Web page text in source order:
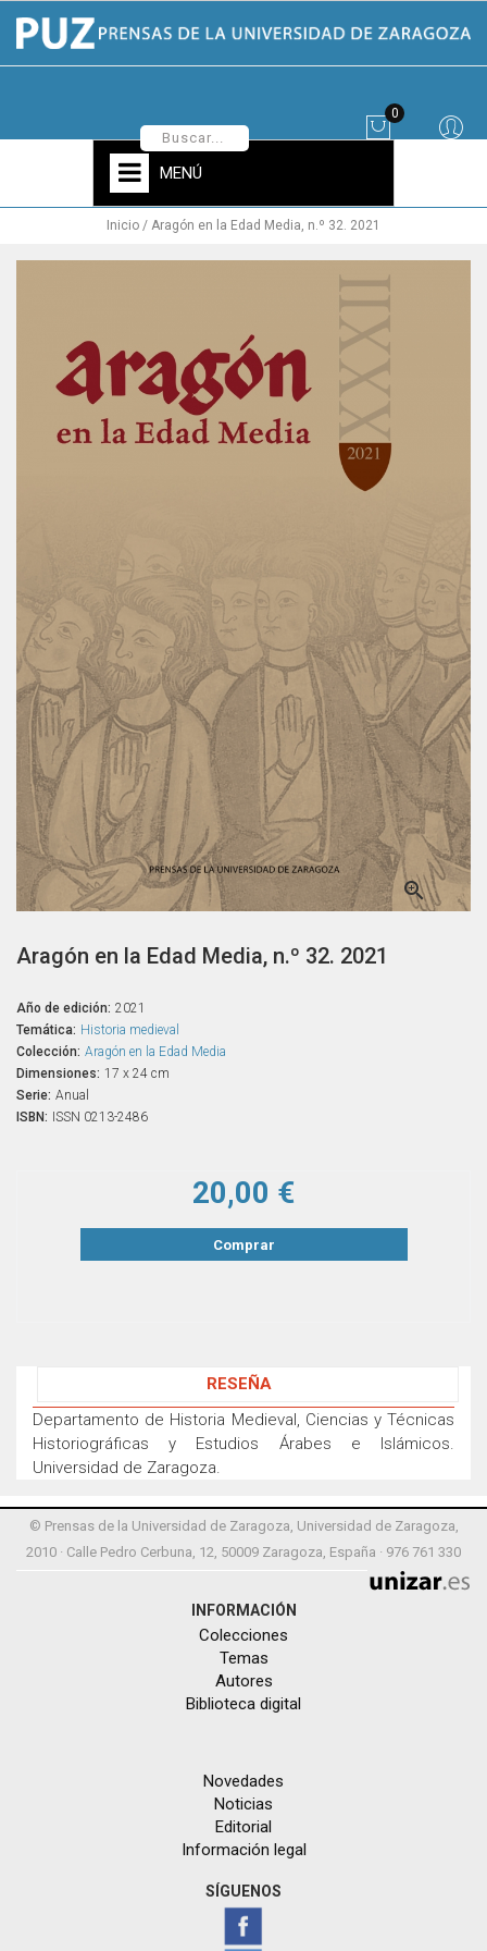
0
MENÚ
Inicio Aragón en la Edad Media, n.º 32. 2021

Aragón en la Edad Media, n.º 32. 2021
Año de edición: 2021
Temática: Historia medieval
Colección: Aragón en la Edad Media
Dimensiones: 17 x 24 cm
Serie: Anual
ISBN: ISSN 0213-2486
20,00 €
Comprar
RESEÑA
Departamento de Historia Medieval, Ciencias y Técnicas
Historiográficas y Estudios Árabes e Islámicos.
Universidad de Zaragoza.
© Prensas de la Universidad de Zaragoza, Universidad de Zaragoza,
2010 · Calle Pedro Cerbuna, 12, 50009 Zaragoza, España · 976 761 330
INFORMACIÓN
Colecciones
Temas
Autores
Biblioteca digital
Novedades
Noticias
Editorial
Información legal
SÍGUENOS